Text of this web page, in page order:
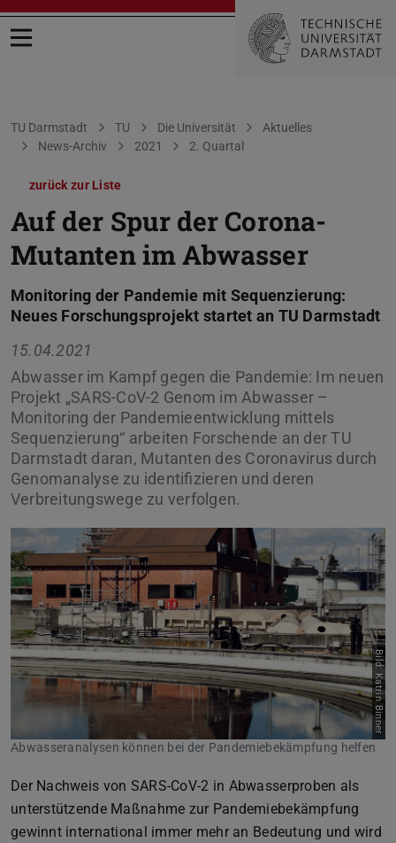
Menü öffnen
Sie befinden sich hier:
TU Darmstadt TU Die Universität
Aktuelles
News-Archiv
2021 2. Quartal
zurück zur Liste
Auf der Spur der Corona-
Mutanten im Abwasser
Monitoring der Pandemie mit Sequenzierung:
Neues Forschungsprojekt startet an TU Darmstadt
15.04.2021
Abwasser im Kampf gegen die Pandemie: Im neuen
Projekt „SARS-CoV-2 Genom im Abwasser –
Monitoring der Pandemieentwicklung mittels
Sequenzierung“ arbeiten Forschende an der TU
Darmstadt daran, Mutanten des Coronavirus durch
Genomanalyse zu identifizieren und deren
Verbreitungswege zu verfolgen.
Bild: Katrin Binner
Abwasseranalysen können bei der Pandemiebekämpfung helfen
Der Nachweis von SARS-CoV-2 in Abwasserproben als
unterstützende Maßnahme zur Pandemiebekämpfung
gewinnt international immer mehr an Bedeutung und wird